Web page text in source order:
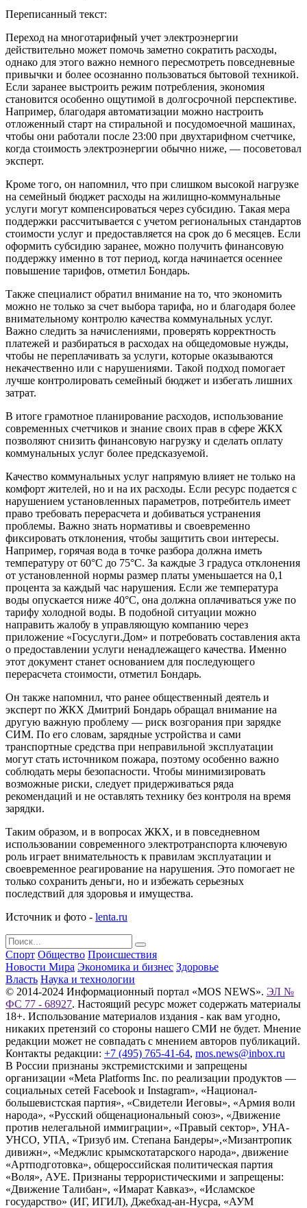
Переписанный текст:
Переход на многотарифный учет электроэнергии
действительно может помочь заметно сократить расходы,
однако для этого важно немного пересмотреть повседневные
привычки и более осознанно пользоваться бытовой техникой.
Если заранее выстроить режим потребления, экономия
становится особенно ощутимой в долгосрочной перспективе.
Например, благодаря автоматизации можно настроить
отложенный старт на стиральной и посудомоечной машинах,
чтобы они работали после 23:00 при двухтарифном счетчике,
когда стоимость электроэнергии обычно ниже, — посоветовал
эксперт.
Кроме того, он напомнил, что при слишком высокой нагрузке
на семейный бюджет расходы на жилищно-коммунальные
услуги могут компенсироваться через субсидию. Такая мера
поддержки рассчитывается с учетом региональных стандартов
стоимости услуг и предоставляется на срок до 6 месяцев. Если
оформить субсидию заранее, можно получить финансовую
поддержку именно в тот период, когда начинается осеннее
повышение тарифов, отметил Бондарь.
Также специалист обратил внимание на то, что экономить
можно не только за счет выбора тарифа, но и благодаря более
внимательному контролю качества коммунальных услуг.
Важно следить за начислениями, проверять корректность
платежей и разбираться в расходах на общедомовые нужды,
чтобы не переплачивать за услуги, которые оказываются
некачественно или с нарушениями. Такой подход помогает
лучше контролировать семейный бюджет и избегать лишних
затрат.
В итоге грамотное планирование расходов, использование
современных счетчиков и знание своих прав в сфере ЖКХ
позволяют снизить финансовую нагрузку и сделать оплату
коммунальных услуг более предсказуемой.
Качество коммунальных услуг напрямую влияет не только на
комфорт жителей, но и на их расходы. Если ресурс подается с
нарушением установленных параметров, потребитель имеет
право требовать перерасчета и добиваться устранения
проблемы. Важно знать нормативы и своевременно
фиксировать отклонения, чтобы защитить свои интересы.
Например, горячая вода в точке разбора должна иметь
температуру от 60°C до 75°C. За каждые 3 градуса отклонения
от установленной нормы размер платы уменьшается на 0,1
процента за каждый час нарушения. Если же температура
воды опускается ниже 40°C, она должна оплачиваться уже по
тарифу холодной воды. В подобной ситуации можно
направить жалобу в управляющую компанию через
приложение «Госуслуги.Дом» и потребовать составления акта
о предоставлении услуги ненадлежащего качества. Именно
этот документ станет основанием для последующего
перерасчета стоимости, отметил Бондарь.
Он также напомнил, что ранее общественный деятель и
эксперт по ЖКХ Дмитрий Бондарь обращал внимание на
другую важную проблему — риск возгорания при зарядке
СИМ. По его словам, зарядные устройства и сами
транспортные средства при неправильной эксплуатации
могут стать источником пожара, поэтому особенно важно
соблюдать меры безопасности. Чтобы минимизировать
возможные риски, следует придерживаться ряда
рекомендаций и не оставлять технику без контроля на время
зарядки.
Таким образом, и в вопросах ЖКХ, и в повседневном
использовании современного электротранспорта ключевую
роль играет внимательность к правилам эксплуатации и
своевременное реагирование на нарушения. Это помогает не
только сохранить деньги, но и избежать серьезных
последствий для здоровья и имущества.
Источник и фото - lenta.ru
Спорт Общество Происшествия
Новости Мира Экономика и бизнес Здоровье
Власть Наука и технологии
© 2014-2024 Информационный портал «MOS NEWS». ЭЛ №
ФС 77 - 68927. Настоящий ресурс может содержать материалы
18+. Использование материалов издания - как вам угодно,
никаких претензий со стороны нашего СМИ не будет. Мнение
редакции может не совпадать с мнением авторов публикаций.
Контакты редакции: +7 (495) 765-41-64, mos.news@inbox.ru
В России признаны экстремистскими и запрещены
организации «Meta Platforms Inc. по реализации продуктов —
социальных сетей Facebook и Instagram», «Национал-
большевистская партия», «Свидетели Иеговы», «Армия воли
народа», «Русский общенациональный союз», «Движение
против нелегальной иммиграции», «Правый сектор», УНА-
УНСО, УПА, «Тризуб им. Степана Бандеры»,«Мизантропик
дивижн», «Меджлис крымскотатарского народа», движение
«Артподготовка», общероссийская политическая партия
«Воля», АУЕ. Признаны террористическими и запрещены:
«Движение Талибан», «Имарат Кавказ», «Исламское
государство» (ИГ, ИГИЛ), Джебхад-ан-Нусра, «АУМ